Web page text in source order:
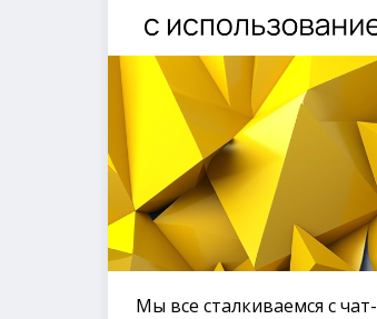
Мы все сталкиваемся с